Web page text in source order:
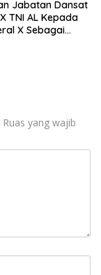
Jabatan Dansat
TNI AL Kepada
X Sebagai
Ruas yang wajib